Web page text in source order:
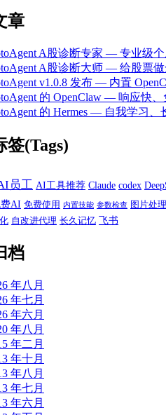
章
A股诊断专家 — 专业级
A股诊断大师 — 给股票
v1.0.8 发布 — 内置
的 OpenClaw — 响应快
的 Hermes — 自我学习
签(Tags)
员工 AI工具推荐 Claude codex
AI 免费使用 内置技能 参数检查 图片处理
自改进代理 长久记忆 飞书
档
年八月
年七月
年六月
年八月
年二月
年十月
年八月
年七月
年六月